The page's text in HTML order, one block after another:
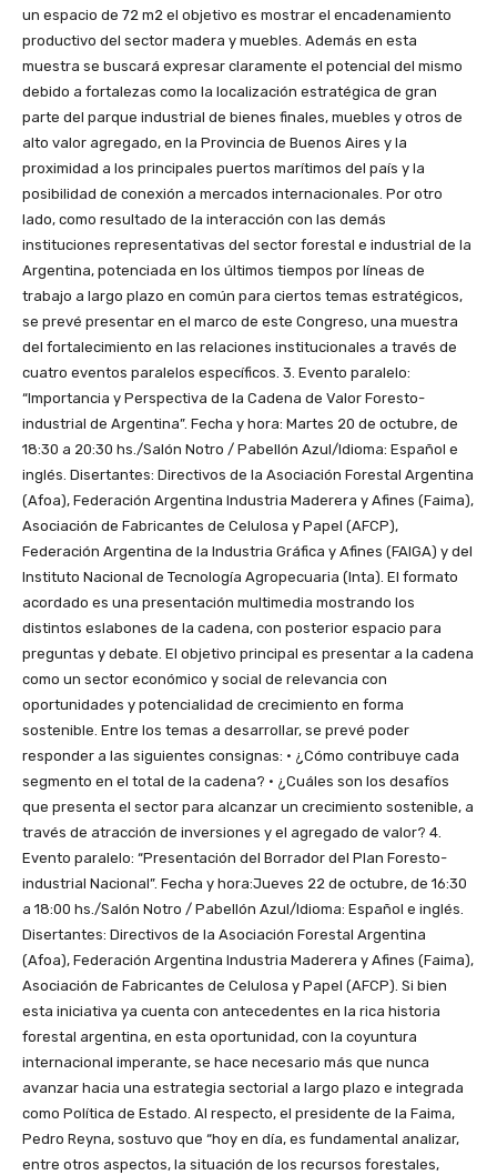
un espacio de 72 m2 el objetivo es mostrar el encadenamiento
productivo del sector madera y muebles. Además en esta
muestra se buscará expresar claramente el potencial del mismo
debido a fortalezas como la localización estratégica de gran
parte del parque industrial de bienes finales, muebles y otros de
alto valor agregado, en la Provincia de Buenos Aires y la
proximidad a los principales puertos marítimos del país y la
posibilidad de conexión a mercados internacionales. Por otro
lado, como resultado de la interacción con las demás
instituciones representativas del sector forestal e industrial de la
Argentina, potenciada en los últimos tiempos por líneas de
trabajo a largo plazo en común para ciertos temas estratégicos,
se prevé presentar en el marco de este Congreso, una muestra
del fortalecimiento en las relaciones institucionales a través de
cuatro eventos paralelos específicos. 3. Evento paralelo:
“Importancia y Perspectiva de la Cadena de Valor Foresto-
industrial de Argentina”. Fecha y hora: Martes 20 de octubre, de
18:30 a 20:30 hs./Salón Notro / Pabellón Azul/Idioma: Español e
inglés. Disertantes: Directivos de la Asociación Forestal Argentina
(Afoa), Federación Argentina Industria Maderera y Afines (Faima),
Asociación de Fabricantes de Celulosa y Papel (AFCP),
Federación Argentina de la Industria Gráfica y Afines (FAIGA) y del
Instituto Nacional de Tecnología Agropecuaria (Inta). El formato
acordado es una presentación multimedia mostrando los
distintos eslabones de la cadena, con posterior espacio para
preguntas y debate. El objetivo principal es presentar a la cadena
como un sector económico y social de relevancia con
oportunidades y potencialidad de crecimiento en forma
sostenible. Entre los temas a desarrollar, se prevé poder
responder a las siguientes consignas: • ¿Cómo contribuye cada
segmento en el total de la cadena? • ¿Cuáles son los desafíos
que presenta el sector para alcanzar un crecimiento sostenible, a
través de atracción de inversiones y el agregado de valor? 4.
Evento paralelo: “Presentación del Borrador del Plan Foresto-
industrial Nacional”. Fecha y hora:Jueves 22 de octubre, de 16:30
a 18:00 hs./Salón Notro / Pabellón Azul/Idioma: Español e inglés.
Disertantes: Directivos de la Asociación Forestal Argentina
(Afoa), Federación Argentina Industria Maderera y Afines (Faima),
Asociación de Fabricantes de Celulosa y Papel (AFCP). Si bien
esta iniciativa ya cuenta con antecedentes en la rica historia
forestal argentina, en esta oportunidad, con la coyuntura
internacional imperante, se hace necesario más que nunca
avanzar hacia una estrategia sectorial a largo plazo e integrada
como Política de Estado. Al respecto, el presidente de la Faima,
Pedro Reyna, sostuvo que “hoy en día, es fundamental analizar,
entre otros aspectos, la situación de los recursos forestales,